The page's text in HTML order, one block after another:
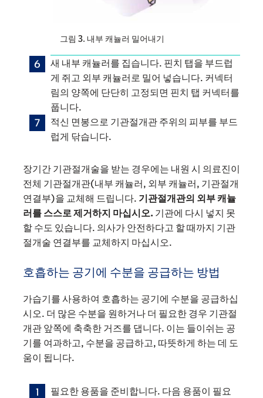
그림 3. 내부 캐뉼러 밀어내기
새 내부 캐뉼러를 집습니다. 핀치 탭을 부드럽
게 쥐고 외부 캐뉼러로 밀어 넣습니다. 커넥터
림의 양쪽에 단단히 고정되면 핀치 탭 커넥터를
풉니다.
적신 면봉으로 기관절개관 주위의 피부를 부드
럽게 닦습니다.
장기간 기관절개술을 받는 경우에는 내원 시 의료진이
전체 기관절개관(내부 캐뉼러, 외부 캐뉼러, 기관절개
연결부)을 교체해 드립니다. 기관절개관의 외부 캐뉼
러를 스스로 제거하지 마십시오. 기관에 다시 넣지 못
할 수도 있습니다. 의사가 안전하다고 할 때까지 기관
절개술 연결부를 교체하지 마십시오.
호흡하는 공기에 수분을 공급하는 방법
가습기를 사용하여 호흡하는 공기에 수분을 공급하십
시오. 더 많은 수분을 원하거나 더 필요한 경우 기관절
개관 앞쪽에 축축한 거즈를 댑니다. 이는 들이쉬는 공
기를 여과하고, 수분을 공급하고, 따뜻하게 하는 데 도
움이 됩니다.
필요한 용품을 준비합니다. 다음 용품이 필요